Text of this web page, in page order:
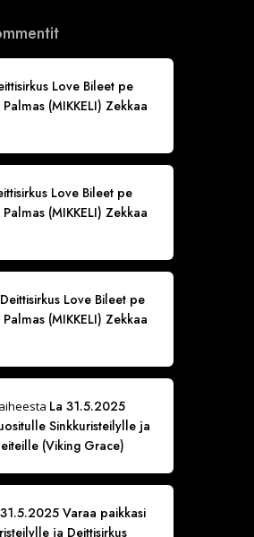
Love Bileet pe
(MIKKELI) Zekkaa
Love Bileet pe
(MIKKELI) Zekkaa
Deittisirkus Love Bileet pe
(MIKKELI) Zekkaa
aiheesta La 31.5.2025
Sinkkuristeilylle ja
(Viking Grace)
Varaa paikkasi
ja Deittisirkus